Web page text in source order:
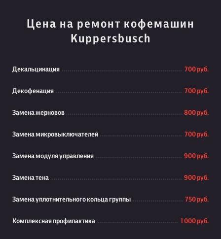
Цена на ремонт кофемашин
Kuppersbusch
Декальцинация 700 руб.
Декофенация 700 руб.
Замена жерновов 800 руб.
Замена микровыключателей 700 руб.
Замена модуля управления 900 руб.
Замена тена 900 руб.
Замена уплотнительного кольца группы 750 руб.
Комплексная профилактика 1 000 руб.